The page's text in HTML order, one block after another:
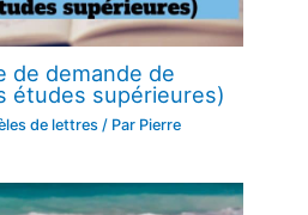
de demande de
études supérieures)
de lettres / Par Pierre